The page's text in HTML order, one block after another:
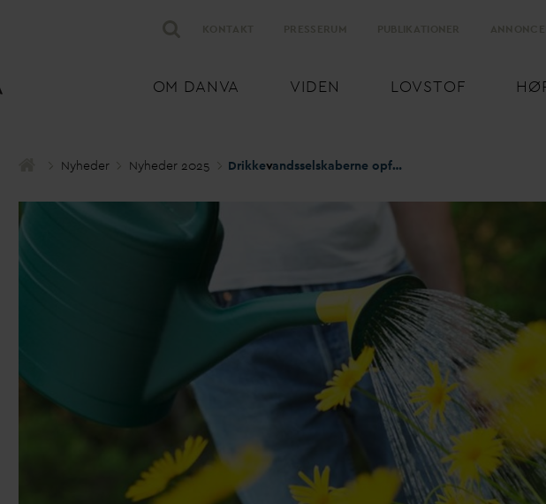
OM DANVA VIDEN LOVSTOF
Nyheder Nyheder 2025 Drikkevandsselskaberne opfordrer til omtanke i det tørre vejr